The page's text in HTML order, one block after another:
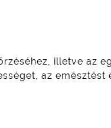
illetve az
az emésztést